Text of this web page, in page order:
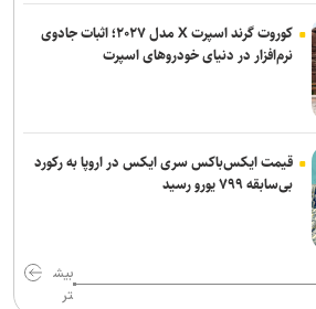
کوروت گرند اسپرت X مدل ۲۰۲۷؛ اثبات جادوی
نرم‌افزار در دنیای خودروهای اسپرت
قیمت ایکس‌باکس سری ایکس در اروپا به رکورد
بی‌سابقه ۷۹۹ یورو رسید
بیش
تر